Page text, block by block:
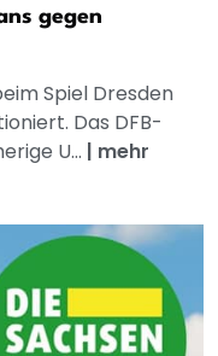
gegen
Spiel Dresden
Das DFB-
U... | mehr